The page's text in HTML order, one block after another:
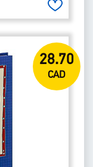
28.70
CAD